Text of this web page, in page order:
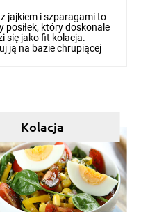
z jajkiem i szparagami to
posiłek, który doskonale
się jako fit kolacja.
ją na bazie chrupiącej
Kolacja